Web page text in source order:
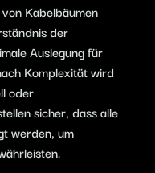
Kabelbäumen
der
Auslegung für
Komplexität wird
oder
sicher, dass alle
werden, um